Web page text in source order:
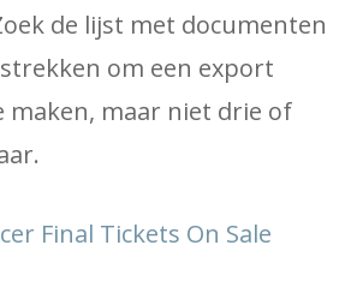
de lijst met documenten
om een ​​export
maken, maar niet drie of
Final Tickets On Sale